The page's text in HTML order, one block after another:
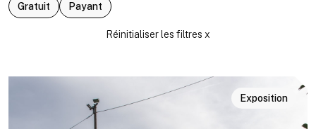
Gratuit Payant
Exposition